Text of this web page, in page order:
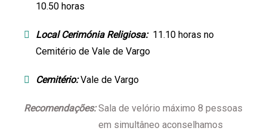
10.50 horas
Local Cerimónia Religiosa: 11.10 horas no
Cemitério de Vale de Vargo
Cemitério:Vale de Vargo
Recomendações: Sala de velório máximo 8 pessoas
em simultâneo aconselhamos